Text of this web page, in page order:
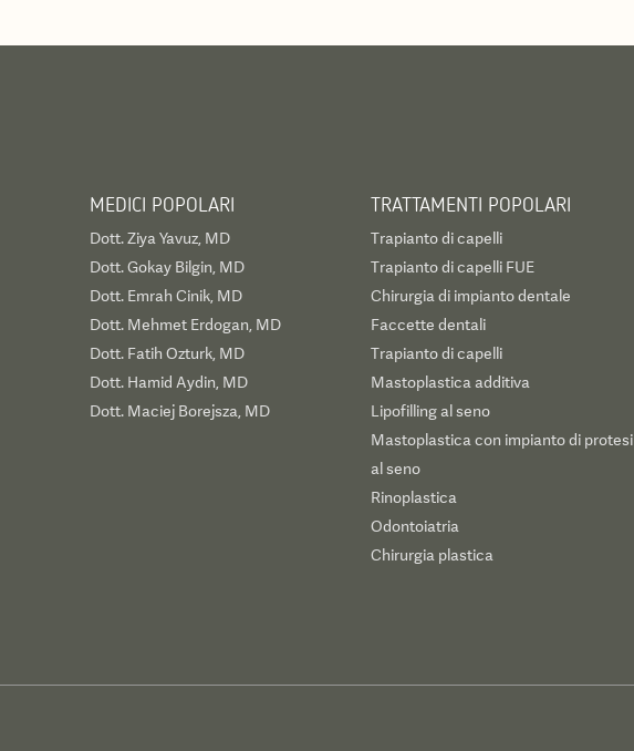
MEDICI POPOLARI
Dott. Ziya Yavuz, MD
Dott. Gokay Bilgin, MD
Dott. Emrah Cinik, MD
Dott. Mehmet Erdogan, MD
Dott. Fatih Ozturk, MD
Dott. Hamid Aydin, MD
Dott. Maciej Borejsza, MD
TRATTAMENTI POPOLARI
Trapianto di capelli
Trapianto di capelli FUE
Chirurgia di impianto dentale
Faccette dentali
Trapianto di capelli
Mastoplastica additiva
Lipofilling al seno
Mastoplastica con impianto di protesi
al seno
Rinoplastica
Odontoiatria
Chirurgia plastica